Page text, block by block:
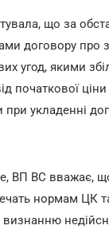
що за
договору про
угод, якими
початкової
укладенні
ВП ВС вважає,
нормам ЦК
визнанню